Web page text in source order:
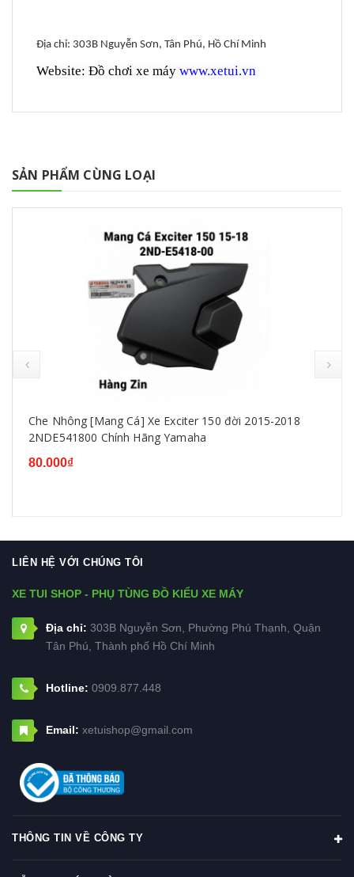
Địa chỉ: 303B Nguyễn Sơn, Tân Phú, Hồ Chí Minh
Website: Đồ chơi xe máy www.xetui.vn
SẢN PHẨM CÙNG LOẠI
Che Nhông [Mang Cá] Xe Exciter 150 đời 2015-2018
2NDE541800 Chính Hãng Yamaha
80.000₫
LIÊN HỆ VỚI CHÚNG TÔI
XE TUI SHOP - PHỤ TÙNG ĐỒ KIỂU XE MÁY
Địa chỉ: 303B Nguyễn Sơn, Phường Phú Thạnh, Quận
Tân Phú, Thành phố Hồ Chí Minh
Hotline: 0909.877.448
Email: xetuishop@gmail.com
THÔNG TIN VỀ CÔNG TY